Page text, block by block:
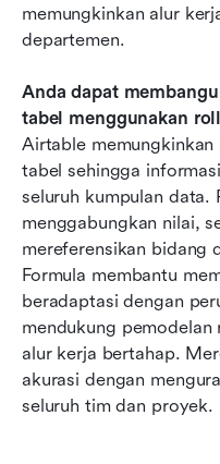
memungkinkan alur
departemen.
Anda dapat
tabel menggunakan
Airtable memungkinkan
tabel sehingga
seluruh kumpulan data.
menggabungkan nilai,
mereferensikan bidang
Formula membantu
beradaptasi dengan
mendukung
alur kerja bertahap.
akurasi dengan
seluruh tim dan proyek.